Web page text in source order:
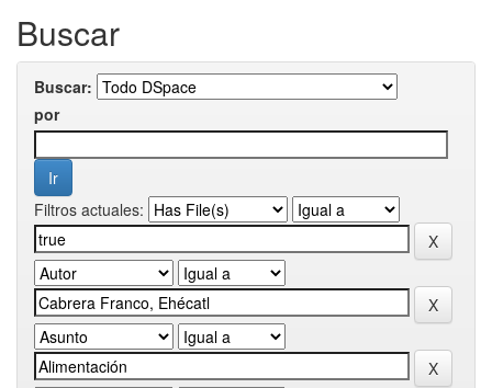
Buscar
Buscar:
por
Filtros actuales: